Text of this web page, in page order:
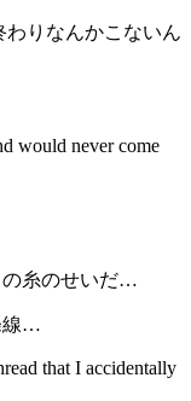
わりなんかこないん
would never come
の糸のせいだ…
線…
that I accidentally